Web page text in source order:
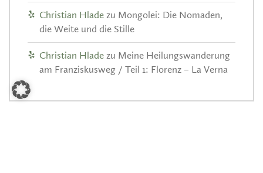
Christian Hlade zu Mongolei: Die Nomaden,
die Weite und die Stille
Christian Hlade zu Meine Heilungswanderung
am Franziskusweg / Teil 1: Florenz – La Verna